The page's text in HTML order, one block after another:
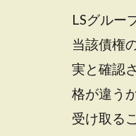
LSグルー
当該債権
実と確認
格が違う
受け取る